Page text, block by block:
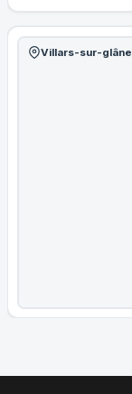
Villars-sur-glâne